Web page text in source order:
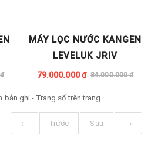
MÁY LỌC NƯỚC KANGEN
LEVELUK JRIV
79.000.000 đ 84.000.000 đ
bản ghi - Trang sốtrêntrang
← Trước Sau →